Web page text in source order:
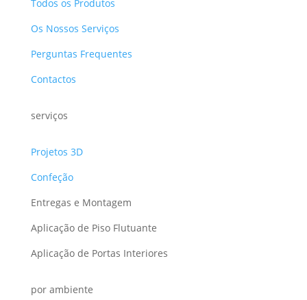
Todos os Produtos
Os Nossos Serviços
Perguntas Frequentes
Contactos
serviços
Projetos 3D
Confeção
Entregas e Montagem
Aplicação de Piso Flutuante
Aplicação de Portas Interiores
por ambiente